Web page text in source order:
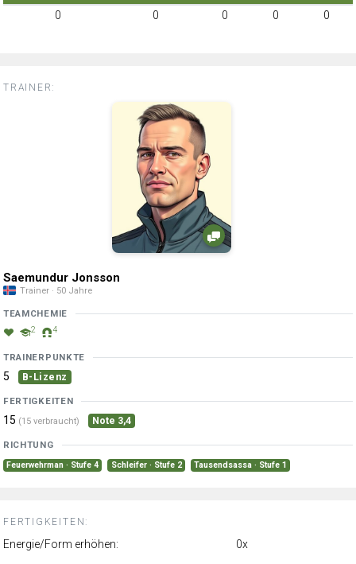
0
0 0 0 0
TRAINER:
Saemundur Jonsson
Trainer · 50 Jahre
TEAMCHEMIE
2 4
TRAINERPUNKTE
5 B-Lizenz
FERTIGKEITEN
15 (15 verbraucht) Note 3,4
RICHTUNG
Feuerwehrman · Stufe 4 Schleifer · Stufe 2 Tausendsassa · Stufe 1
FERTIGKEITEN:
Energie/Form erhöhen: 0x